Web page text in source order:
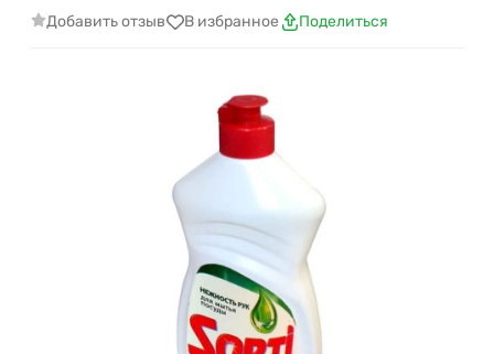
Добавить отзыв В избранное Поделиться